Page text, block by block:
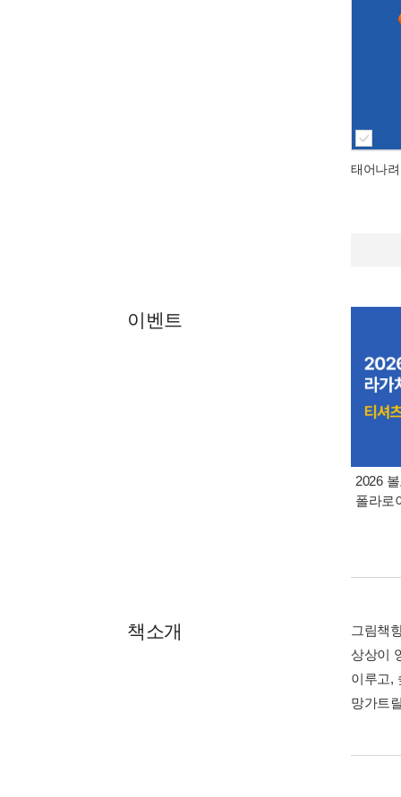
태어나
이벤트
2026
폴라로
책소개
그림책
상상이
이루고,
망가트